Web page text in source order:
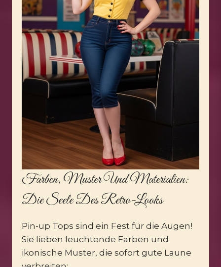
Farben, Muster Und Materialien:
Die Seele Des Retro-Looks
Pin-up Tops sind ein Fest für die Augen!
Sie lieben leuchtende Farben und
ikonische Muster, die sofort gute Laune